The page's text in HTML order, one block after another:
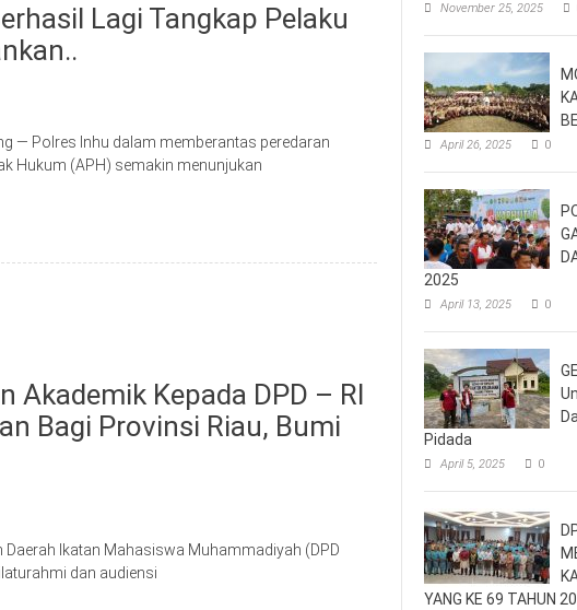
Lagi Tangkap Pelaku
— Polres Inhu dalam memberantas peredaran
Hukum (APH) semakin menunjukan
Akademik Kepada DPD – RI
Bagi Provinsi Riau, Bumi
Daerah Ikatan Mahasiswa Muhammadiyah (DPD
dan audiensi
November 25, 2025
April 26, 2025 0
2025
April 13, 2025 0
Pidada
April 5, 2025 0
YANG KE 69 TAHUN